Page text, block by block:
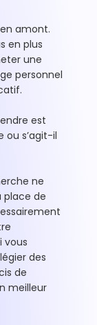
amont.
en plus
une
personnel
est
ou s’agit-il
ne
place de
vous
des
de
meilleur